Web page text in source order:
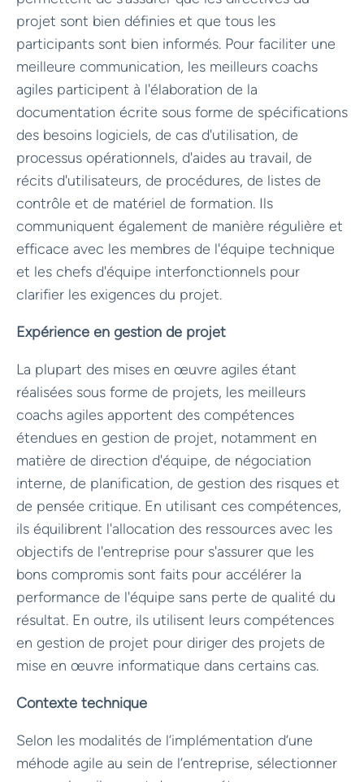
projet sont bien définies et que tous les
participants sont bien informés. Pour faciliter une
meilleure communication, les meilleurs coachs
agiles participent à l'élaboration de la
documentation écrite sous forme de spécifications
des besoins logiciels, de cas d'utilisation, de
processus opérationnels, d'aides au travail, de
récits d'utilisateurs, de procédures, de listes de
contrôle et de matériel de formation. Ils
communiquent également de manière régulière et
efficace avec les membres de l'équipe technique
et les chefs d'équipe interfonctionnels pour
clarifier les exigences du projet.
Expérience en gestion de projet
La plupart des mises en œuvre agiles étant
réalisées sous forme de projets, les meilleurs
coachs agiles apportent des compétences
étendues en gestion de projet, notamment en
matière de direction d'équipe, de négociation
interne, de planification, de gestion des risques et
de pensée critique. En utilisant ces compétences,
ils équilibrent l'allocation des ressources avec les
objectifs de l'entreprise pour s'assurer que les
bons compromis sont faits pour accélérer la
performance de l'équipe sans perte de qualité du
résultat. En outre, ils utilisent leurs compétences
en gestion de projet pour diriger des projets de
mise en œuvre informatique dans certains cas.
Contexte technique
Selon les modalités de l’implémentation d’une
méhode agile au sein de l’entreprise, sélectionner